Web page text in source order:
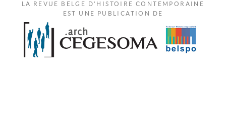
LA REVUE BELGE D'HISTOIRE CONTEMPORAINE
EST UNE PUBLICATION DE